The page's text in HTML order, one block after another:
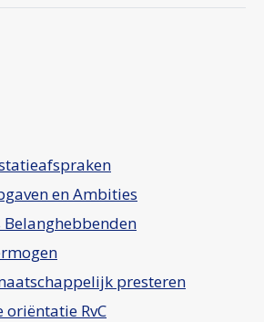
en Ambities
Belanghebbenden
presteren
RvC